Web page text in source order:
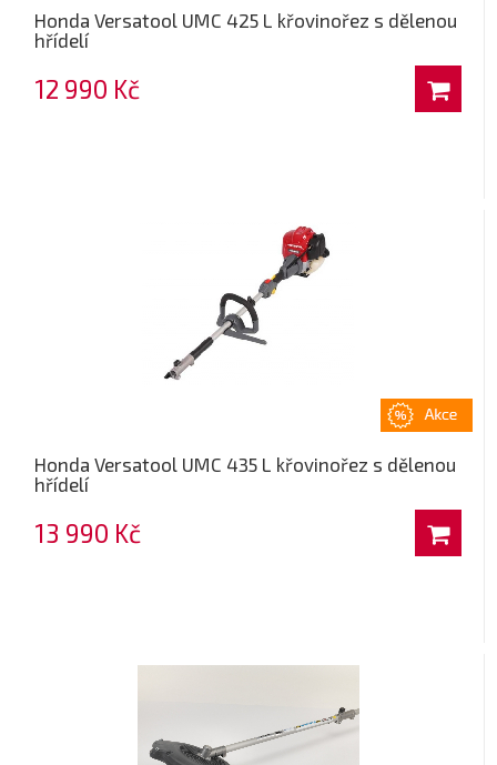
Honda Versatool UMC 425 L křovinořez s dělenou
hřídelí
12 990 Kč
Honda Versatool UMC 435 L křovinořez s dělenou
hřídelí
13 990 Kč